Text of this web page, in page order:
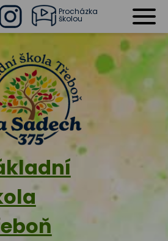
Procházka
školou